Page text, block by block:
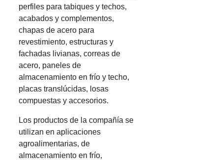
perfiles para tabiques y techos,
acabados y complementos,
chapas de acero para
revestimiento, estructuras y
fachadas livianas, correas de
acero, paneles de
almacenamiento en frío y techo,
placas translúcidas, losas
compuestas y accesorios.
Los productos de la compañía se
utilizan en aplicaciones
agroalimentarias, de
almacenamiento en frío,